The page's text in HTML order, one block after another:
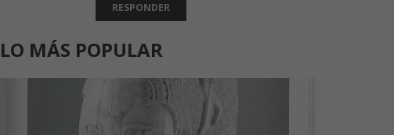
RESPONDER
LO MÁS POPULAR